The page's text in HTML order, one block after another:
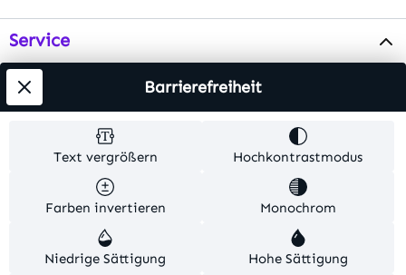
Service
Info
Alle Preise inkl. gesetzl. Mehrwertsteuer zzgl.
Versandkosten . Alle Artikelangaben sind
Herstellerangaben und ohne Gewähr.
Text vergrößern Hochkontrastmodus
Farben invertieren Monochrom
Niedrige Sättigung Hohe Sättigung
Barrierefreiheit